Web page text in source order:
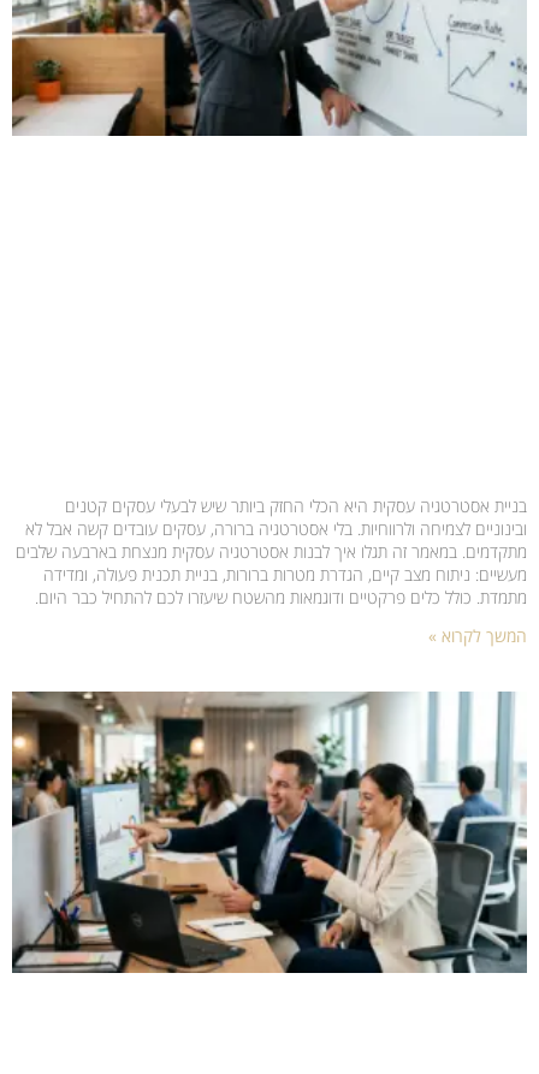
בניית אסטרטגיה עסקית היא הכלי החזק ביותר שיש לבעלי עסקים קטנים
ובינוניים לצמיחה ולרווחיות. בלי אסטרטגיה ברורה, עסקים עובדים קשה אבל לא
מתקדמים. במאמר זה תגלו איך לבנות אסטרטגיה עסקית מנצחת בארבעה שלבים
מעשיים: ניתוח מצב קיים, הגדרת מטרות ברורות, בניית תכנית פעולה, ומדידה
מתמדת. כולל כלים פרקטיים ודוגמאות מהשטח שיעזרו לכם להתחיל כבר היום.
המשך לקרוא »